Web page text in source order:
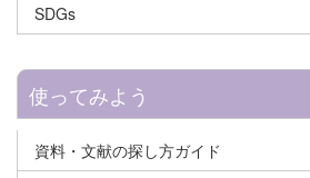
SDGs
使ってみよう
資料・文献の探し方ガイド